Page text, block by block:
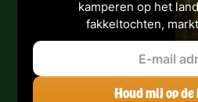
kamperen op het
fakkeltochten,